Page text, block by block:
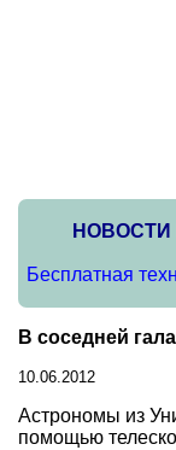
НОВОСТИ
Бесплатная
В соседней
10.06.2012
Астрономы из
помощью